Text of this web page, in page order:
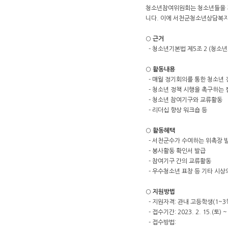
청소년참여위원회는 청소년들
니다. 이에 서천군청소년상담복
○ 근거
- 청소년기본법 제5조 2 (청소
○ 활동내용
- 매월 정기회의를 통한 청소년
- 청소년 정책 시행을 촉구하는
- 청소년 참여기구와 교류활동
- 리더십 향상 워크숍 등
○ 활동혜택
- 서천군수가 수여하는 위촉장
- 봉사활동 확인서 발급
- 참여기구 간의 교류활동
- 우수청소년 표창 등 기타 시상
○ 지원방법
- 지원자격: 관내 고등학생(1~3
- 접수기간: 2023. 2. 15.(토)
- 접수방법: